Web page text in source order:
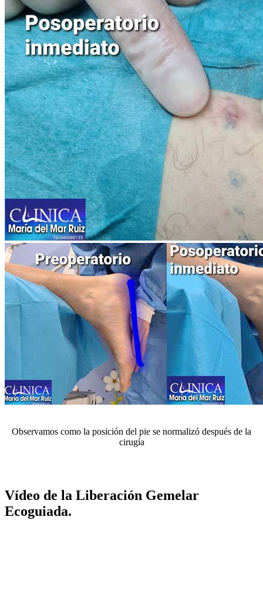
Observamos como la posición del pie se normalizó después de la
cirugía
Vídeo de la Liberación Gemelar
Ecoguiada.